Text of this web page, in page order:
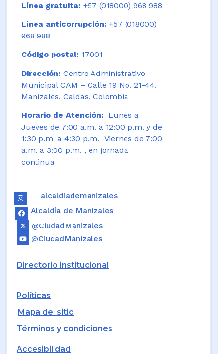
Línea gratuita: +57 (018000) 968 988
Línea anticorrupción: +57 (018000)
968 988
Código postal: 17001
Dirección: Centro Administrativo
Municipal CAM – Calle 19 No. 21-44.
Manizales, Caldas, Colombia
Horario de Atención: Lunes a
Jueves de 7:00 a.m. a 12:00 p.m. y de
1:30 p.m. a 4:30 p.m. Viernes de 7:00
a.m. a 3:00 p.m. , en jornada
continua
alcaldiademanizales
Alcaldía de Manizales
@CiudadManizales
@CiudadManizales
Directorio institucional
Políticas
Mapa del sitio
Términos y condiciones
Accesibilidad